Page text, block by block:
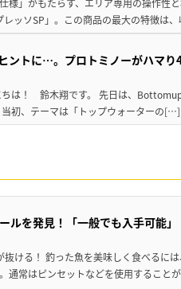
様」がもたらす、エリア専用の操作性
ッソSP」。この商品の最大の特徴は
ントに…。プロトミノーがハマ
は！ 鈴木翔です。 先日は、
当初、テーマは「トップウォーターの[…]
ルを発見！「一般でも入手可能
抜ける！ 釣った魚を美味しく食べるに
通常はピンセットなどを使用すること